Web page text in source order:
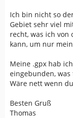
Ich bin nicht so
Gebiet sehr viel
recht, was ich von
kann, um nur
Meine .gpx hab
eingebunden,
Wäre nett wenn
Besten Gruß
Thomas